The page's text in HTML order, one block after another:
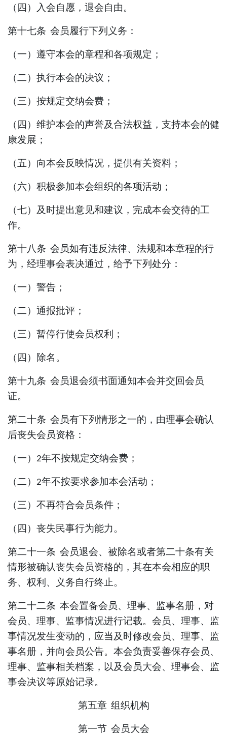
（四）入会自愿，退会自由。
第十七条 会员履行下列义务：
（一）遵守本会的章程和各项规定；
（二）执行本会的决议；
（三）按规定交纳会费；
（四）维护本会的声誉及合法权益，支持本会的健
康发展；
（五）向本会反映情况，提供有关资料 ；
（六） 积极参加本会组织的各项活动 ；
（七） 及时提出意见和建议 ， 完成本会交待的工
作。
第十八条 会员如有违反法律、法规和本章程的行
为，经理事会表决通过，给予下列处分：
（一）警告；
（二）通报批评；
（三）暂停行使会员权利；
（四）除名 。
第十九条 会员退会须书面通知本会并交回会员
证。
第二十条 会员有下列情形之一的， 由理事会确认
后丧失会员资格：
（一） 2年不按规定交纳会费；
（二） 2年不按要求参加本会活动；
（三）不再符合会员条件；
（四）丧失民事行为能力。
第二十一条 会员退会、被除名或者第二十条有关
情形被确认丧失会员资格的， 其在本会相应的职
务、权利、义务自行终止。
第二十二条 本会置备会员、理事、监事名册，对
会员、理事、监事情况进行记载。会员、理事、监
事情况发生变动的，应当及时修改会员、理事、监
事名册，并向会员公告。本会负责妥善保存会员、
理事、监事相关档案，以及会员大会、理事会、监
事会决议等原始记录。
第五章 组织机构
第一节 会员大会